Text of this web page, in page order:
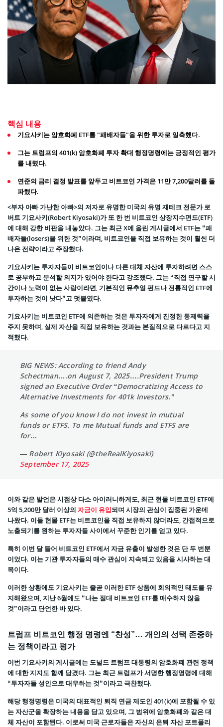
핵심 내용
기요사키는 암호화폐 ETF를 "패배자들"을 위한 투자로 일축했다.
그는 트럼프의 401(k) 암호화폐 투자 확대 행정명령에는 긍정적인 평가
를 내렸다.
연준의 금리 결정 발표를 앞두고 비트코인 가격은 11만 7,200달러를 돌
파했다.
<부자 아빠 가난한 아빠>의 저자로 유명한 미국의 유명 재테크 전문가 로
버트 기요사키(Robert Kiyosaki)가 또 한 번 비트코인 상장지수펀드(ETF)
에 대해 강한 비판을 내놓았다. 그는 최근 X에 올린 게시글에서 ETF는 “패
배자들(losers)을 위한 것”이라며, 비트코인을 직접 보유하는 것이 훨씬 더
나은 전략이라고 주장했다.
기요사키는 투자자들이 비트코인이나 다른 대체 자산에 투자하려면 스스
로 공부하고 분석할 의지가 있어야 한다고 강조했다. 그는 “직접 연구할 시
간이나 노력이 없는 사람이라면, 기본적인 뮤추얼 펀드나 전통적인 ETF에
투자하는 것이 낫다”고 덧붙였다.
기요사키는 비트코인 ETF에 의존하는 것은 투자자에게 진정한 통제력을
주지 못하며, 실제 자산을 직접 보유하는 것과는 본질적으로 다르다고 지
적했다.
BIG NEWS: According to friend Andy
Schectman….on August 7, 2025….President Trump
signed an Executive Order “Democratizing Access to
Alternative Investments for 401k Investors.”
As some of you know I do not invest in mutual
funds or ETFS. To me Mutual funds and ETFS are
for…
— Robert Kiyosaki (@theRealKiyosaki)
September 17, 2025
이와 같은 발언은 시점상 다소 아이러니하게도, 최근 현물 비트코인 ETF에
5억 5,200만 달러 이상의 자금이 유입되며 시장의 관심이 집중된 가운데
나왔다. 이들 현물 ETF는 비트코인을 직접 보유하지 않더라도, 간접적으로
노출되기를 원하는 투자자들 사이에서 꾸준한 인기를 얻고 있다.
특히 이번 달 들어 비트코인 ETF에서 자금 유출이 발생한 것은 단 두 번뿐
이었다. 이는 기관 투자자들의 매수 관심이 지속되고 있음을 시사하는 대
목이다.
이러한 상황에도 기요사키는 줄곧 이러한 ETF 상품에 회의적인 태도를 유
지해왔으며, 지난 6월에도 “나는 절대 비트코인 ETF를 매수하지 않을
것”이라고 단언한 바 있다.
트럼프 비트코인 행정 명령엔 “찬성”… 개인의 선택 존중하
는 정책이라고 평가
이번 기요사키의 게시글에는 도널드 트럼프 대통령의 암호화폐 관련 정책
에 대한 지지도 함께 담겼다. 그는 최근 트럼프가 서명한 행정명령에 대해
“투자자들 성인으로 대우하는 것”이라고 극찬했다.
해당 행정명령은 미국의 대표적인 퇴직 연금 제도인 401(k)에 포함될 수 있
는 자산군을 확장하는 내용을 담고 있으며, 그 범위에 암호화폐와 같은 대
체 자산이 포함된다. 이로써 미국 근로자들은 자신의 은퇴 자산 포트폴리